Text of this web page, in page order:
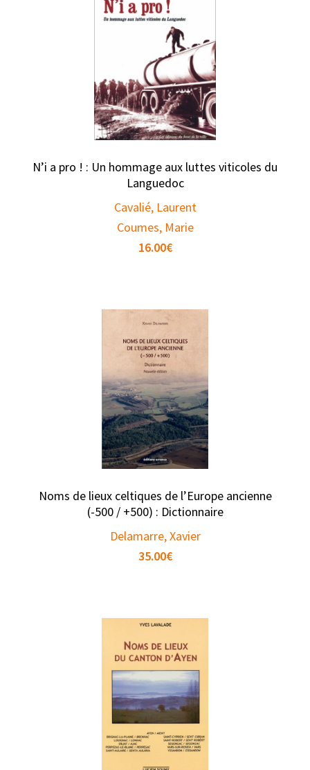
N’i a pro ! : Un hommage aux luttes viticoles du
Languedoc
Cavalié, Laurent
Coumes, Marie
16.00€
Noms de lieux celtiques de l’Europe ancienne
(-500 / +500) : Dictionnaire
Delamarre, Xavier
35.00€